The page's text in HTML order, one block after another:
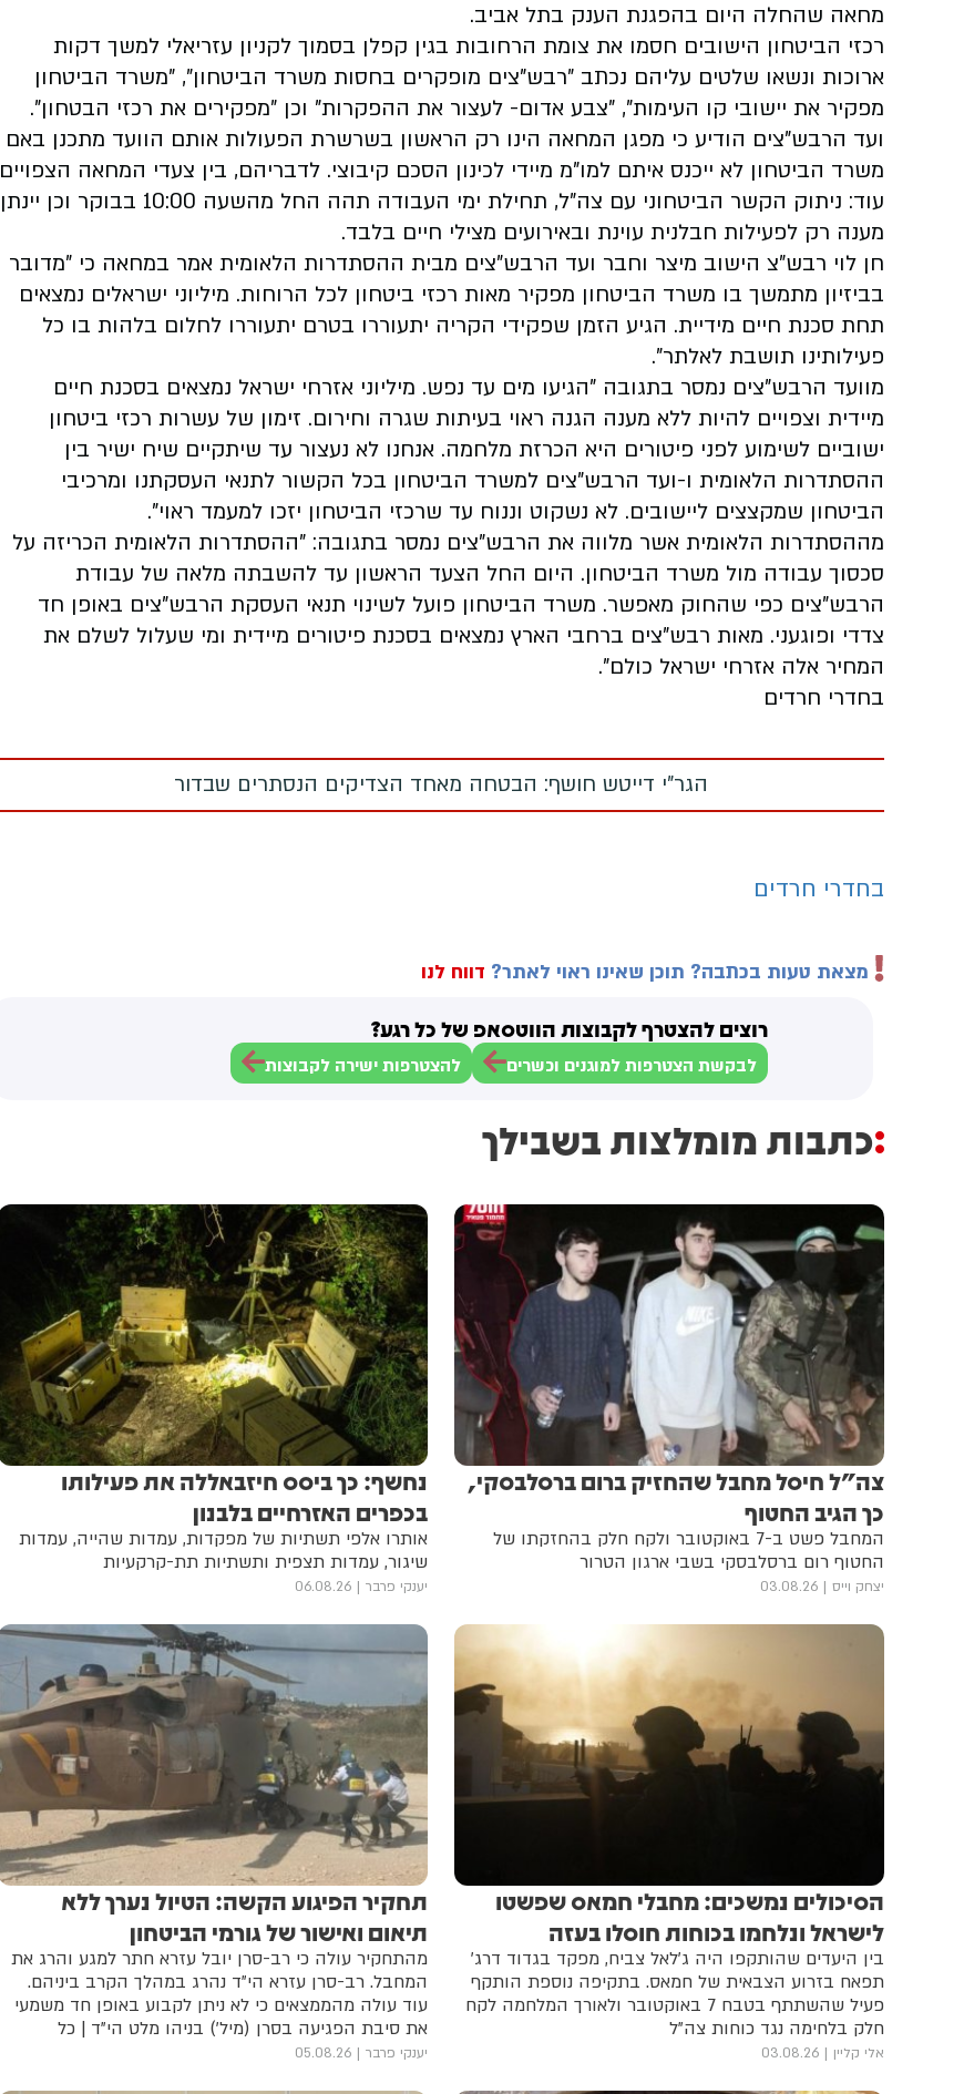
מחאה שהחלה היום בהפגנת הענק בתל אביב.
רכזי הביטחון הישובים חסמו את צומת הרחובות בגין קפלן בסמוך לקניון עזריאלי למשך דקות
ארוכות ונשאו שלטים עליהם נכתב "רבש"צים מופקרים בחסות משרד הביטחון", "משרד הביטחון
מפקיר את יישובי קו העימות", "צבע אדום- לעצור את ההפקרות" וכן "מפקירים את רכזי הבטחון".
ועד הרבש"צים הודיע כי מפגן המחאה הינו רק הראשון בשרשרת הפעולות אותם הוועד מתכנן באם
משרד הביטחון לא ייכנס איתם למו"מ מיידי לכינון הסכם קיבוצי. לדבריהם, בין צעדי המחאה הצפויים
עוד: ניתוק הקשר הביטחוני עם צה"ל, תחילת ימי העבודה תהה החל מהשעה 10:00 בבוקר וכן יינתן
מענה רק לפעילות חבלנית עוינת ובאירועים מצילי חיים בלבד.
חן לוי רבש"צ הישוב מיצר וחבר ועד הרבש"צים מבית ההסתדרות הלאומית אמר במחאה כי "מדובר
בביזיון מתמשך בו משרד הביטחון מפקיר מאות רכזי ביטחון לכל הרוחות. מיליוני ישראלים נמצאים
תחת סכנת חיים מידיית. הגיע הזמן שפקידי הקריה יתעוררו בטרם יתעוררו לחלום בלהות בו כל
פעילותינו תושבת לאלתר".
מוועד הרבש"צים נמסר בתגובה "הגיעו מים עד נפש. מיליוני אזרחי ישראל נמצאים בסכנת חיים
מיידית וצפויים להיות ללא מענה הגנה ראוי בעיתות שגרה וחירום. זימון של עשרות רכזי ביטחון
ישוביים לשימוע לפני פיטורים היא הכרזת מלחמה. אנחנו לא נעצור עד שיתקיים שיח ישיר בין
ההסתדרות הלאומית ו-ועד הרבש"צים למשרד הביטחון בכל הקשור לתנאי העסקתנו ומרכיבי
הביטחון שמקצצים ליישובים. לא נשקוט וננוח עד שרכזי הביטחון יזכו למעמד ראוי".
מההסתדרות הלאומית אשר מלווה את הרבש"צים נמסר בתגובה: "ההסתדרות הלאומית הכריזה על
סכסוך עבודה מול משרד הביטחון. היום החל הצעד הראשון עד להשבתה מלאה של עבודת
הרבש"צים כפי שהחוק מאפשר. משרד הביטחון פועל לשינוי תנאי העסקת הרבש"צים באופן חד
צדדי ופוגעני. מאות רבש"צים ברחבי הארץ נמצאים בסכנת פיטורים מיידית ומי שעלול לשלם את
המחיר אלה אזרחי ישראל כולם".
בחדרי חרדים
הגר"י דייטש חושף: הבטחה מאחד הצדיקים הנסתרים שבדור
בחדרי חרדים
מצאת טעות בכתבה? תוכן שאינו ראוי לאתר? דווח לנו
רוצים להצטרף לקבוצות הווטסאפ של כל רגע?
לבקשת הצטרפות למוגנים וכשרים להצטרפות ישירה לקבוצות
כתבות מומלצות בשבילך
צה"ל חיסל מחבל שהחזיק ברום ברסלבסקי,
כך הגיב החטוף
המחבל פשט ב-7 באוקטובר ולקח חלק בהחזקתו של
החטוף רום ברסלבסקי בשבי ארגון הטרור
יצחק וייס 03.08.26
נחשף: כך ביסס חיזבאללה את פעילותו
בכפרים האזרחיים בלבנון
אותרו אלפי תשתיות של מפקדות, עמדות שהייה, עמדות
שיגור, עמדות תצפית ותשתיות תת-קרקעיות
יענקי פרבר 06.08.26
הסיכולים נמשכים: מחבלי חמאס שפשטו
לישראל ונלחמו בכוחות חוסלו בעזה
בין היעדים שהותקפו היה ג'לאל צביח, מפקד בגדוד דרג'
תפאח בזרוע הצבאית של חמאס. בתקיפה נוספת הותקף
פעיל שהשתתף בטבח 7 באוקטובר ולאורך המלחמה לקח
חלק בלחימה נגד כוחות צה"ל
אלי קליין 03.08.26
תחקיר הפיגוע הקשה: הטיול נערך ללא
תיאום ואישור של גורמי הביטחון
מהתחקיר עולה כי רב-סרן יובל עזרא חתר למגע והרג את
המחבל. רב-סרן עזרא הי"ד נהרג במהלך הקרב ביניהם.
עוד עולה מהממצאים כי לא ניתן לקבוע באופן חד משמעי
את סיבת הפגיעה בסרן (מיל') בניהו מלט הי"ד | כל
הפרטים
יענקי פרבר 05.08.26